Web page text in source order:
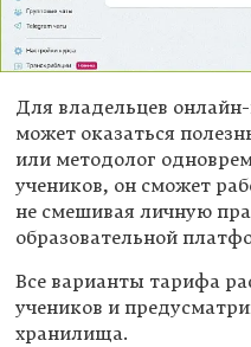
Для владельцев
может оказаться
или методолог
учеников, он сможет
не смешивая личную
образовательной
Все варианты тарифа
учеников и
хранилища.